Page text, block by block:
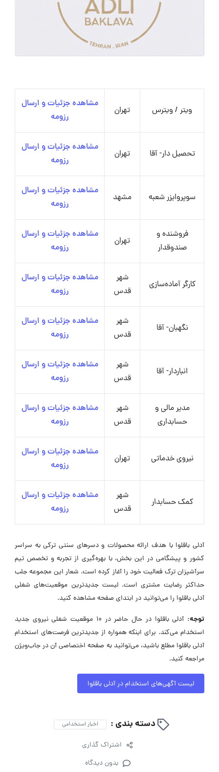
ویتر / ویترس تهران
مشاهده جزئیات و ارسال
رزومه
تحصیل دار- آقا تهران
مشاهده جزئیات و ارسال
رزومه
سوپروایزر شعبه مشهد
مشاهده جزئیات و ارسال
رزومه
فروشنده و
صندوقدار
تهران
مشاهده جزئیات و ارسال
رزومه
کارگر آماده‌سازی
شهر
قدس
مشاهده جزئیات و ارسال
رزومه
نگهبان- آقا
شهر
قدس
مشاهده جزئیات و ارسال
رزومه
انباردار- آقا
شهر
قدس
مشاهده جزئیات و ارسال
رزومه
مدیر مالی و
حسابداری
شهر
قدس
مشاهده جزئیات و ارسال
رزومه
نیروی خدماتی تهران
مشاهده جزئیات و ارسال
رزومه
کمک حسابدار
شهر
قدس
مشاهده جزئیات و ارسال
رزومه
آدلی باقلوا با هدف ارائه محصولات و دسرهای سنتی ترکی به سراسر
کشور و پیشگامی در این بخش، با بهره‌گیری از تجربه و تخصص تیم
سرآشپزان ترک فعالیت خود را آغاز کرده است. شعار این مجموعه جلب
حداکثر رضایت مشتری است. لیست جدیدترین موقعیت‌های شغلی
آدلی باقلوا را می‌توانید در ابتدای صفحه مشاهده کنید.
توجه:
آدلی باقلوا در حال حاضر در ۱۰ موقعیت شغلی نیروی جدید
استخدام می‌کند. برای اینکه همواره از جدیدترین فرصت‌های استخدام
آدلی باقلوا مطلع باشید، می‌توانید به صفحه اختصاصی آن در جاب‌ویژن
مراجعه کنید.
لیست آگهی‌های استخدام در آدلی باقلوا
دسته بندی : اخبار استخدامی
اشتراک گذاری
بدون دیدگاه